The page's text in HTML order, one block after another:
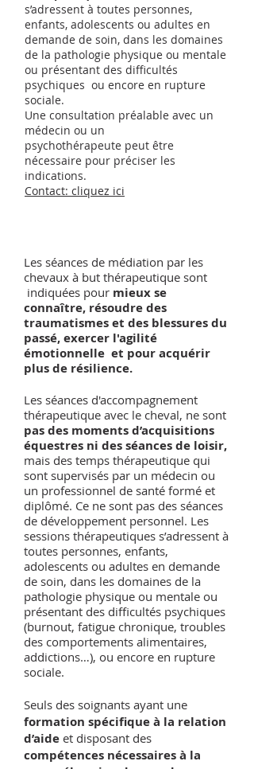
s’adressent à toutes personnes,
enfants, adolescents ou adultes en
demande de soin, dans les domaines
de la pathologie physique ou mentale
ou présentant des difficultés
psychiques ou encore en rupture
sociale.
Une consultation préalable avec un
médecin ou un
psychothérapeute peut être
nécessaire pour préciser les
indications.
Contact: cliquez ici
Les séances de médiation par les
chevaux à but thérapeutique sont
indiquées pour mieux se
connaître, résoudre des
traumatismes et des blessures du
passé, exercer l'agilité
émotionnelle et pour acquérir
plus de résilience.
Les séances d'accompagnement
thérapeutique avec le cheval, ne sont
pas des moments d’acquisitions
équestres ni des séances de loisir,
mais des temps thérapeutique qui
sont supervisés par un médecin ou
un professionnel de santé formé et
diplômé. Ce ne sont pas des séances
de développement personnel. Les
sessions thérapeutiques s’adressent à
toutes personnes, enfants,
adolescents ou adultes en demande
de soin, dans les domaines de la
pathologie physique ou mentale ou
présentant des difficultés psychiques
(burnout, fatigue chronique, troubles
des comportements alimentaires,
addictions…), ou encore en rupture
sociale.
Seuls des soignants ayant une
formation spécifique à la relation
d’aide et disposant des
compétences nécessaires à la